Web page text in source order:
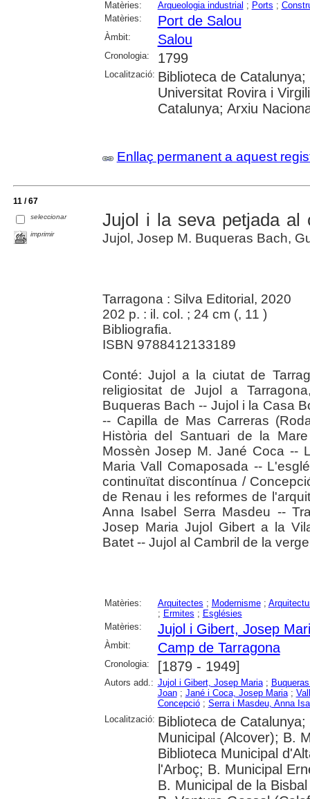
Matèries: Arqueologia industrial ; Ports ;
Matèries:
Port de Salou
Àmbit: Salou
Cronologia: 1799
Localització: Biblioteca de
Universitat Rovira i
Catalunya; Arxiu
Enllaç permanent a aquest
11 / 67
seleccionar
imprimir
Jujol i la seva petjada al
Jujol, Josep M. Buqueras Bach,
Tarragona : Silva Editorial, 2020
202 p. : il. col. ; 24 cm (, 11 )
Bibliografia.
ISBN 9788412133189
Conté: Jujol a la ciutat de
religiositat de Jujol a
Buqueras Bach -- Jujol i la Casa
-- Capilla de Mas Carreras
Història del Santuari de la
Mossèn Josep M. Jané Coca --
Maria Vall Comaposada --
continuïtat discontínua /
de Renau i les reformes de
Anna Isabel Serra Masdeu --
Josep Maria Jujol Gibert a la
Batet -- Jujol al Cambril de la
Matèries: Arquitectes ; Modernisme;
; Ermites ; Esglésies
Matèries:
Jujol i Gibert, Josep
Àmbit: Camp de Tarragona
Cronologia: [1879 - 1949]
Autors add.: Jujol i Gibert, Josep Maria;
Joan; Jané i Coca, Josep Maria;
Concepció; Serra i Masdeu, Anna
Localització: Biblioteca de
Municipal (Alcover); B.
Biblioteca Municipal
l'Arboç; B. Municipal
B. Municipal de la